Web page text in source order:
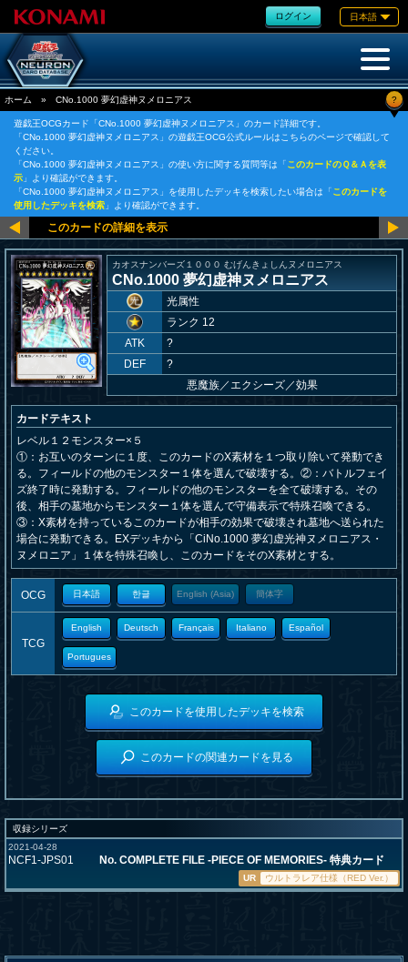
ログイン 日本語
ホーム » CNo.1000 夢幻虚神ヌメロニアス ?
遊戯王OCGカード「CNo.1000 夢幻虚神ヌメロニアス」のカード詳細です。
「CNo.1000 夢幻虚神ヌメロニアス」の遊戯王OCG公式ルールはこちらのページで確認して
ください。
「CNo.1000 夢幻虚神ヌメロニアス」の使い方に関する質問等は「このカードのＱ＆Ａを表
示 」より確認ができます。
「CNo.1000 夢幻虚神ヌメロニアス」を使用したデッキを検索したい場合は「このカードを
使用したデッキを検索 」より確認ができます。
カオスナンバーズ１０００ むげんきょしんヌメロニアス
CNo.1000 夢幻虚神ヌメロニアス
光属性
ランク 12
ATK
?
DEF
?
悪魔族／エクシーズ／効果
カードテキスト
レベル１２モンスター×５
①：お互いのターンに１度、このカードのX素材を１つ取り除いて発動でき
る。フィールドの他のモンスター１体を選んで破壊する。②：バトルフェイ
ズ終了時に発動する。フィールドの他のモンスターを全て破壊する。その
後、相手の墓地からモンスター１体を選んで守備表示で特殊召喚できる。
③：X素材を持っているこのカードが相手の効果で破壊され墓地へ送られた
場合に発動できる。EXデッキから「CiNo.1000 夢幻虚光神ヌメロニアス・
ヌメロニア」１体を特殊召喚し、このカードをそのX素材とする。
OCG 日本語 한글 English (Asia) 簡体字
TCG
English Deutsch Français Italiano Español
Portugues
このカードを使用したデッキを検索
このカードの関連カードを見る
収録シリーズ
2021-04-28
NCF1-JPS01 No. COMPLETE FILE -PIECE OF MEMORIES- 特典カード
UR ウルトラレア仕様（RED Ver.）